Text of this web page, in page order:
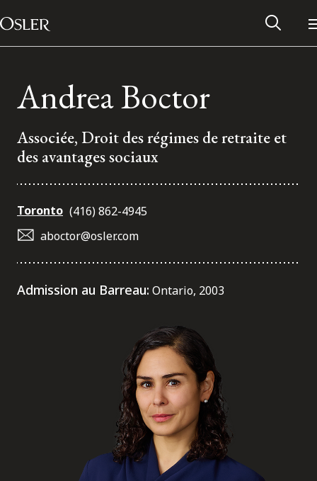
Passer au contenu
Main Navigation
Réseau des anciens d’Osler
Contactez-nous
S’abonner aux articles Osler
Andrea Boctor
Associée, Droit des régimes de retraite et
des avantages sociaux
Toronto (416) 862-4945
aboctor@osler.com
Admission au Barreau: Ontario, 2003